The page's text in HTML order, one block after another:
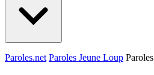
Paroles.net Paroles Jeune Loup